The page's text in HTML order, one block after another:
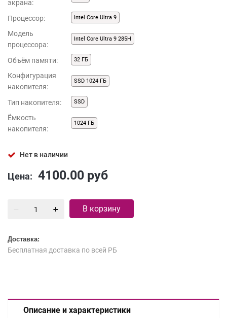
экрана:
Процессор: Intel Core Ultra 9
Модель
процессора:
Intel Core Ultra 9 285H
Объём памяти: 32 ГБ
Конфигурация
накопителя:
SSD 1024 ГБ
Тип накопителя: SSD
Ёмкость
накопителя:
1024 ГБ
Нет в наличии
Цена: 4100.00 руб
В корзину
Доставка:
Бесплатная доставка по всей РБ
Описание и характеристики